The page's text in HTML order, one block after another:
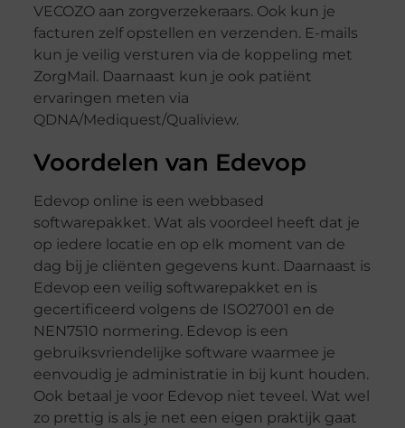
VECOZO aan zorgverzekeraars. Ook kun je
facturen zelf opstellen en verzenden. E-mails
kun je veilig versturen via de koppeling met
ZorgMail. Daarnaast kun je ook patiënt
ervaringen meten via
QDNA/Mediquest/Qualiview.
Voordelen van Edevop
Edevop online is een webbased
softwarepakket. Wat als voordeel heeft dat je
op iedere locatie en op elk moment van de
dag bij je cliënten gegevens kunt. Daarnaast is
Edevop een veilig softwarepakket en is
gecertificeerd volgens de ISO27001 en de
NEN7510 normering. Edevop is een
gebruiksvriendelijke software waarmee je
eenvoudig je administratie in bij kunt houden.
Ook betaal je voor Edevop niet teveel. Wat wel
zo prettig is als je net een eigen praktijk gaat